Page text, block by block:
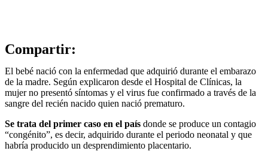
Compartir:
El bebé nació con la enfermedad que adquirió durante el embarazo
de la madre. Según explicaron desde el Hospital de Clínicas, la
mujer no presentó síntomas y el virus fue confirmado a través de la
sangre del recién nacido quien nació prematuro.
Se trata del primer caso en el país donde se produce un contagio
“congénito”, es decir, adquirido durante el periodo neonatal y que
habría producido un desprendimiento placentario.